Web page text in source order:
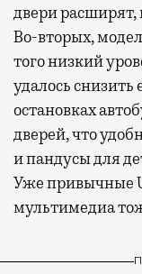
двери
Во-вторых,
того низкий
удалось
остановках
дверей, что
и пандусы для
Уже привычные
мультимедиа